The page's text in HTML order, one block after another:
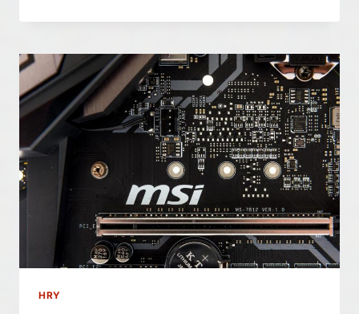
VIRTUÁLNÍHO
DORAZÍ
NA
KONCI
ZÁŘÍ.
NEJDRAŽŠÍ
SKORO
4000
KORUN
HRY